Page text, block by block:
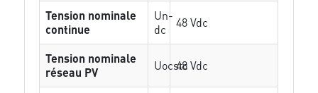
Tension nominale
continue
Un-
dc
48 Vdc
Tension nominale
réseau PV
Uocstc48 Vdc